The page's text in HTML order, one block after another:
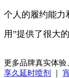
个人的履约能力
用”提供了很大的
更多品牌真实体验
享久延时喷剂